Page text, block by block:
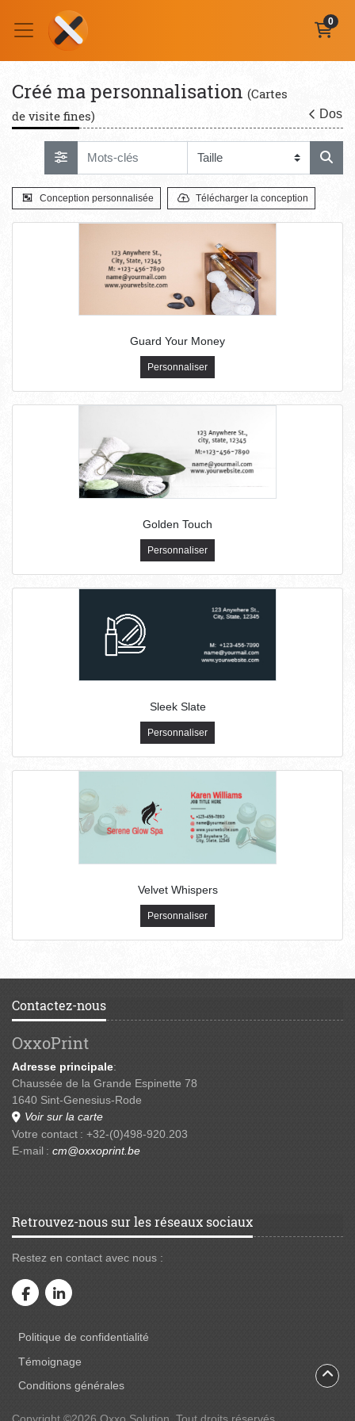
0
Créé ma personnalisation (Cartes
de visite fines)
Dos
Conception personnalisée Télécharger la conception
Guard Your Money
Personnaliser
Golden Touch
Personnaliser
Sleek Slate
Personnaliser
Velvet Whispers
Personnaliser
Contactez-nous
OxxoPrint
Adresse principale:
Chaussée de la Grande Espinette 78
1640 Sint-Genesius-Rode
Voir sur la carte
Votre contact : +32-(0)498-920.203
E-mail : cm@oxxoprint.be
Retrouvez-nous sur les réseaux sociaux
Restez en contact avec nous :
Politique de confidentialité
Politique de confidentialité
Témoignage
Conditions générales